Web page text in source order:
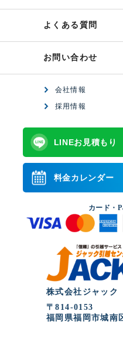
よくある質問
お問い合わせ
会社情報
採用情報
LINEお見積もり
料金カレンダー
カード・
株式会社ジャック
〒814-0153
福岡県福岡市城南